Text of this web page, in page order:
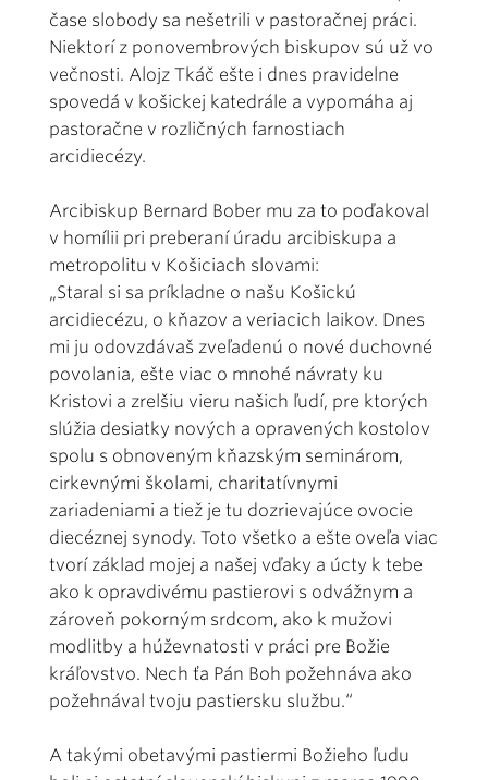
čase slobody sa nešetrili v pastoračnej práci.
Niektorí z ponovembrových biskupov sú už vo
večnosti. Alojz Tkáč ešte i dnes pravidelne
spovedá v košickej katedrále a vypomáha aj
pastoračne v rozličných farnostiach
arcidiecézy.
Arcibiskup Bernard Bober mu za to poďakoval
v homílii pri preberaní úradu arcibiskupa a
metropolitu v Košiciach slovami:
„Staral si sa príkladne o našu Košickú
arcidiecézu, o kňazov a veriacich laikov. Dnes
mi ju odovzdávaš zveľadenú o nové duchovné
povolania, ešte viac o mnohé návraty ku
Kristovi a zrelšiu vieru našich ľudí, pre ktorých
slúžia desiatky nových a opravených kostolov
spolu s obnoveným kňazským seminárom,
cirkevnými školami, charitatívnymi
zariadeniami a tiež je tu dozrievajúce ovocie
diecéznej synody. Toto všetko a ešte oveľa viac
tvorí základ mojej a našej vďaky a úcty k tebe
ako k opravdivému pastierovi s odvážnym a
zároveň pokorným srdcom, ako k mužovi
modlitby a húževnatosti v práci pre Božie
kráľovstvo. Nech ťa Pán Boh požehnáva ako
požehnával tvoju pastiersku službu.“
A takými obetavými pastiermi Božieho ľudu